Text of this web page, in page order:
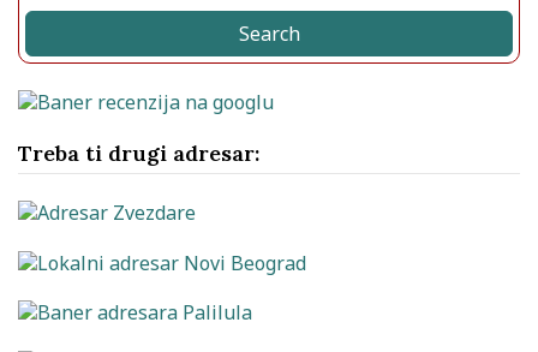
Search
Treba ti drugi adresar: